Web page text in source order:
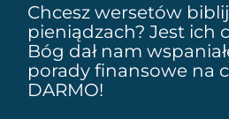
Chceszwersetów
pieniądzach? Jest ich
Bóg dał nam
porady finansowe na
DARMO!